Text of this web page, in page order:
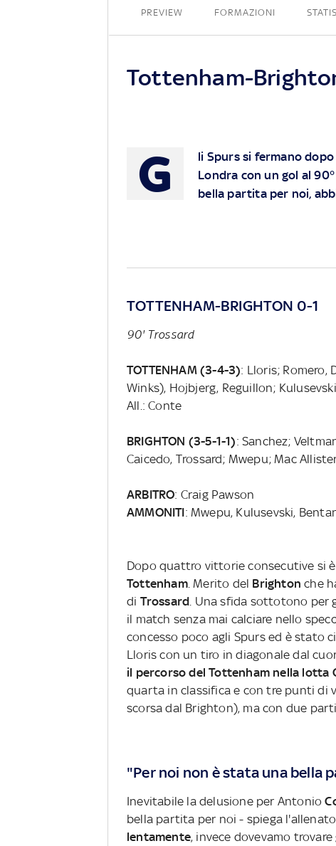
PREVIEW FORMAZIONI
Tottenham-
G
li Spurs si fermano
Londra con un gol al
bella partita per noi,
TOTTENHAM-BRIGHTON 0-1
90' Trossard
TOTTENHAM (3-4-3): Lloris; Romero,
Winks), Hojbjerg, Reguillon;
All.: Conte
BRIGHTON (3-5-1-1): Sanchez;
Caicedo, Trossard; Mwepu; Mac
ARBITRO: Craig Pawson
AMMONITI: Mwepu, Kulusevski,
Dopo quattro vittorie consecutive si
Tottenham. Merito del Brightonche
di Trossard . Una sfida sottotono
il match senza mai calciare nello
concesso poco agli Spurs ed è stato
Lloris con un tiro in diagonale dal
il percorso del Tottenham nella lotta
quarta in classifica e con tre punti di
scorsa dal Brighton), ma con due
"Per noi non è stata una bella
Inevitabile la delusione per Antonio
bella partita per noi - spiega
lentamente, invece dovevamo